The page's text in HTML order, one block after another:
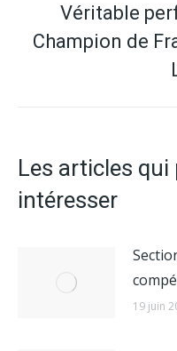
Véritable
Champion de
Les articles
intéresser
19 juin